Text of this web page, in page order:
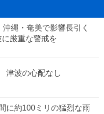
縄・奄美で影響長引く
厳重な警戒を
津波の心配なし
に約100ミリの猛烈な雨